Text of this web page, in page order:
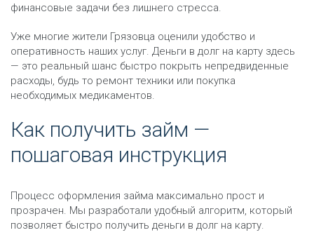
финансовые задачи без лишнего стресса.
Уже многие жители Грязовца оценили удобство и
оперативность наших услуг. Деньги в долг на карту здесь
— это реальный шанс быстро покрыть непредвиденные
расходы, будь то ремонт техники или покупка
необходимых медикаментов.
Как получить займ —
пошаговая инструкция
Процесс оформления займа максимально прост и
прозрачен. Мы разработали удобный алгоритм, который
позволяет быстро получить деньги в долг на карту.